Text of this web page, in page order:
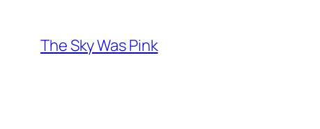
contenido
The Sky Was Pink